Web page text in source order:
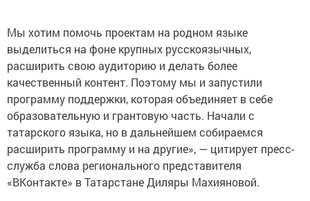
Мы хотим помочь проектам на родном языке
выделиться на фоне крупных русскоязычных,
расширить свою аудиторию и делать более
качественный контент. Поэтому мы и запустили
программу поддержки, которая объединяет в себе
образовательную и грантовую часть. Начали с
татарского языка, но в дальнейшем собираемся
расширить программу и на другие», — цитирует пресс-
служба слова регионального представителя
«ВКонтакте» в Татарстане Диляры Махияновой.